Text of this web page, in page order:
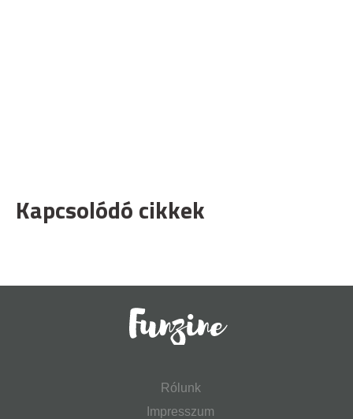
Kapcsolódó cikkek
Rólunk
Impresszum